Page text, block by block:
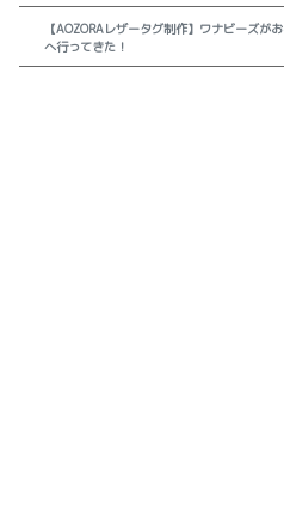
【AOZORAレザータグ制作】ワナビーズが
へ行ってきた！